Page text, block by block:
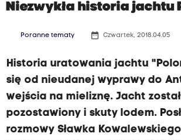
Niezwykła historia jachtu
Poranne tematy date_range Czwartek, 2018.04.05
Historia uratowania jachtu
się od nieudanej wyprawy do
wejścia na mieliznę. Jacht został
pozostawiony i skuty lodem.
rozmowy Sławka